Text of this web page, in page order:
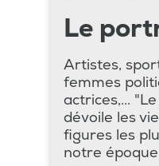
Le
Artistes,
femmes
actrices,...
dévoile les
figures les
notre